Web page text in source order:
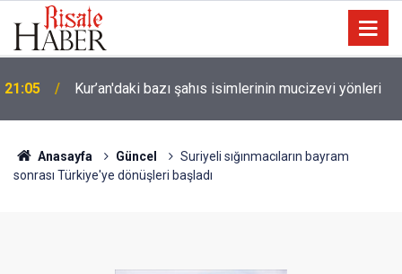
21:05 Kur’an'daki bazı şahıs isimlerinin mucizevi yönleri
20:02
kin kustu
Anasayfa Güncel
Suriyeli sığınmacıların bayram
sonrası Türkiye'ye dönüşleri başladı